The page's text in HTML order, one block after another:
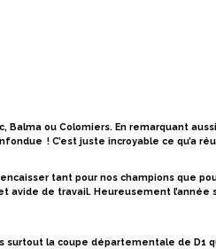
ou Colomiers. En remarquant
! C’est juste incroyable ce qu’a
tant pour nos champions que
de travail. Heureusement l’année
surtout la coupe départementale de